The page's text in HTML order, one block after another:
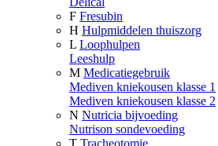
F Fresubin
H Hulpmiddelen thuiszorg
L Loophulpen
Leeshulp
M Medicatiegebruik
Mediven kniekousen klasse 1
Mediven kniekousen klasse 2
N Nutricia bijvoeding
Nutrison sondevoeding